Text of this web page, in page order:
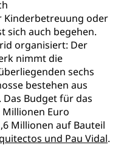
Kinderbetreuung oder
sich auch begehen.
organisiert: Der
nimmt die
sechs
bestehen aus
Budget für das
Euro
Millionen auf Bauteil
und Pau Vidal.